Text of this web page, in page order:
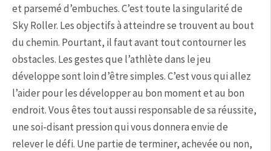
et parsemé d’embuches. C’est toute la singularité de
Sky Roller. Les objectifs à atteindre se trouvent au bout
du chemin. Pourtant, il faut avant tout contourner les
obstacles. Les gestes que l’athlète dans le jeu
développe sont loin d’être simples. C’est vous qui allez
l’aider pour les développer au bon moment et au bon
endroit. Vous êtes tout aussi responsable de sa réussite,
une soi-disant pression qui vous donnera envie de
relever le défi. Une partie de terminer, achevée ou non,